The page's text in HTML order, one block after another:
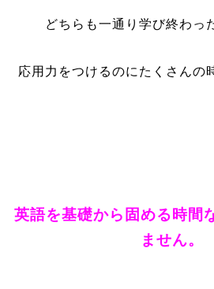
どちらも一通り学び終わっ
応用力をつけるのにたくさんの
英語を基礎から固める時間
ません。